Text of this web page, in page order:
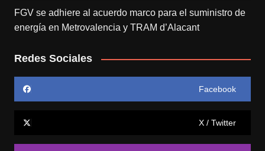
FGV se adhiere al acuerdo marco para el suministro de
energía en Metrovalencia y TRAM d’Alacant
Redes Sociales
Facebook
X / Twitter